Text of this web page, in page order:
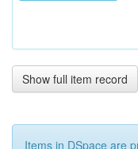
Show full item record
Items in DSpace are